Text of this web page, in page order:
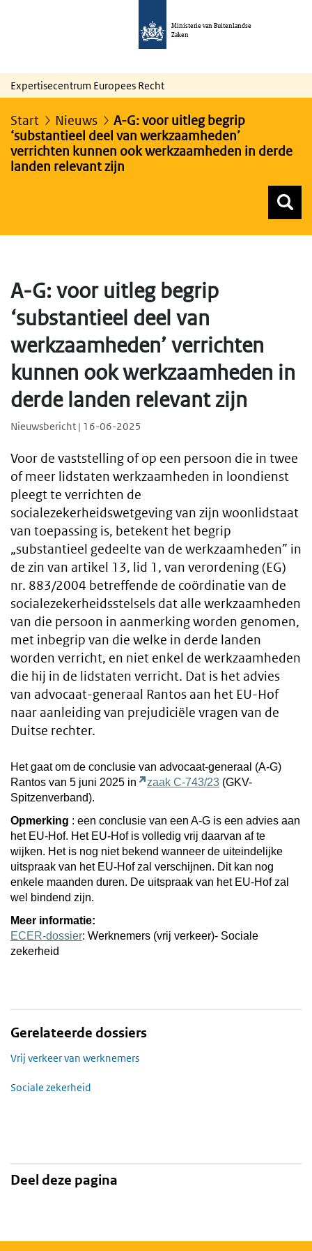
Ministerie van Buitenlandse
Zaken
Expertisecentrum Europees Recht
Start Nieuws
A-G: voor uitleg begrip
‘substantieel deel van werkzaamheden’
verrichten kunnen ook werkzaamheden in derde
landen relevant zijn
A-G: voor uitleg begrip
‘substantieel deel van
werkzaamheden’ verrichten
kunnen ook werkzaamheden in
derde landen relevant zijn
Nieuwsbericht | 16-06-2025
Voor de vaststelling of op een persoon die in twee
of meer lidstaten werkzaamheden in loondienst
pleegt te verrichten de
socialezekerheidswetgeving van zijn woonlidstaat
van toepassing is, betekent het begrip
„substantieel gedeelte van de werkzaamheden” in
de zin van artikel 13, lid 1, van verordening (EG)
nr. 883/2004 betreffende de coördinatie van de
socialezekerheidsstelsels dat alle werkzaamheden
van die persoon in aanmerking worden genomen,
met inbegrip van die welke in derde landen
worden verricht, en niet enkel de werkzaamheden
die hij in de lidstaten verricht. Dat is het advies
van advocaat-generaal Rantos aan het EU-Hof
naar aanleiding van prejudiciële vragen van de
Duitse rechter.
Het gaat om de conclusie van advocaat-generaal (A-G)
Rantos van 5 juni 2025 in
zaak C-743/23 (GKV-
Spitzenverband).
Opmerking : een conclusie van een A-G is een advies aan
het EU-Hof. Het EU-Hof is volledig vrij daarvan af te
wijken. Het is nog niet bekend wanneer de uiteindelijke
uitspraak van het EU-Hof zal verschijnen. Dit kan nog
enkele maanden duren. De uitspraak van het EU-Hof zal
wel bindend zijn.
Meer informatie:
ECER-dossier: Werknemers (vrij verkeer)- Sociale
zekerheid
Gerelateerde dossiers
Vrij verkeer van werknemers
Sociale zekerheid
Deel deze pagina